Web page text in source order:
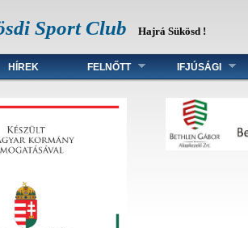
Sport Club Hajrá Sükösd !
HÍREK FELNŐTT IFJÚSÁGI